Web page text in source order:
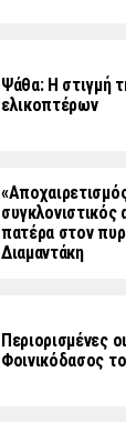
Ψάθα: Η στιγμή
ελικοπτέρων
συγκλονιστικός
πατέρα στον
Διαμαντάκη
Περιορισμένες
Φοινικόδασος